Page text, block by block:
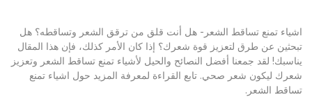
اشياء تمنع تساقط الشعر- هل أنت قلق من ترقق الشعر وتساقطه؟ هل
تبحثين عن طرق لتعزيز قوة شعرك؟ إذا كان الأمر كذلك، فإن هذا المقال
يناسبك! لقد جمعنا أفضل النصائح والحيل لأشياء تمنع تساقط الشعر وتعزيز
شعرك ليكون شعر صحي. تابع القراءة لمعرفة المزيد حول اشياء تمنع
تساقط الشعر.